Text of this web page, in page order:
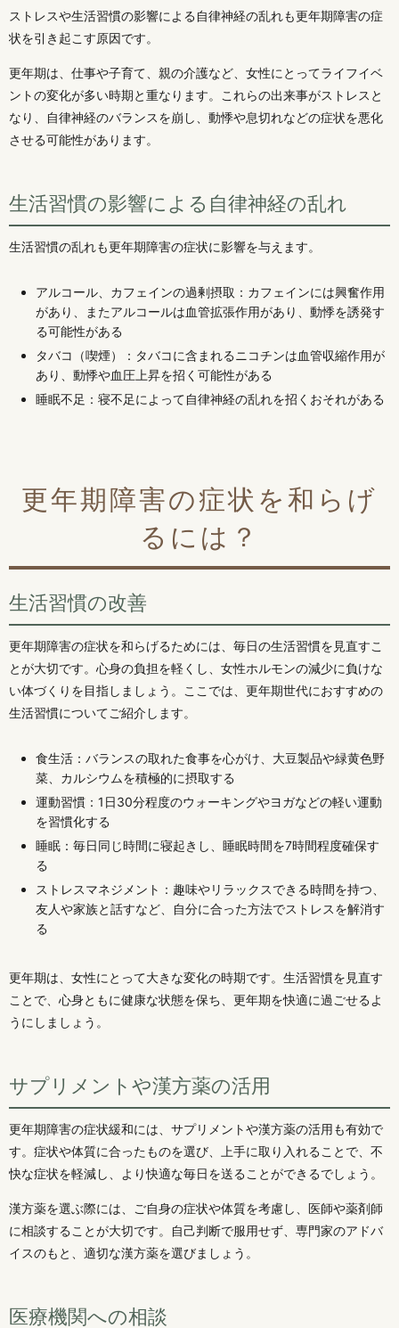
ストレスや生活習慣の影響による自律神経の乱れも更年期障害の症
状を引き起こす原因です。
更年期は、仕事や子育て、親の介護など、女性にとってライフイベ
ントの変化が多い時期と重なります。これらの出来事がストレスと
なり、自律神経のバランスを崩し、動悸や息切れなどの症状を悪化
させる可能性があります。
生活習慣の影響による自律神経の乱れ
生活習慣の乱れも更年期障害の症状に影響を与えます。
アルコール、カフェインの過剰摂取：カフェインには興奮作用
があり、またアルコールは血管拡張作用があり、動悸を誘発す
る可能性がある
タバコ（喫煙）：タバコに含まれるニコチンは血管収縮作用が
あり、動悸や血圧上昇を招く可能性がある
睡眠不足：寝不足によって自律神経の乱れを招くおそれがある
更年期障害の症状を和らげ
るには？
生活習慣の改善
更年期障害の症状を和らげるためには、毎日の生活習慣を見直すこ
とが大切です。心身の負担を軽くし、女性ホルモンの減少に負けな
い体づくりを目指しましょう。ここでは、更年期世代におすすめの
生活習慣についてご紹介します。
食生活：バランスの取れた食事を心がけ、大豆製品や緑黄色野
菜、カルシウムを積極的に摂取する
運動習慣：1日30分程度のウォーキングやヨガなどの軽い運動
を習慣化する
睡眠：毎日同じ時間に寝起きし、睡眠時間を7時間程度確保す
る
ストレスマネジメント：趣味やリラックスできる時間を持つ、
友人や家族と話すなど、自分に合った方法でストレスを解消す
る
更年期は、女性にとって大きな変化の時期です。生活習慣を見直す
ことで、心身ともに健康な状態を保ち、更年期を快適に過ごせるよ
うにしましょう。
サプリメントや漢方薬の活用
更年期障害の症状緩和には、サプリメントや漢方薬の活用も有効で
す。症状や体質に合ったものを選び、上手に取り入れることで、不
快な症状を軽減し、より快適な毎日を送ることができるでしょう。
漢方薬を選ぶ際には、ご自身の症状や体質を考慮し、医師や薬剤師
に相談することが大切です。自己判断で服用せず、専門家のアドバ
イスのもと、適切な漢方薬を選びましょう。
医療機関への相談